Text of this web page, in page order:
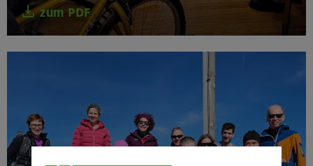
zum PDF